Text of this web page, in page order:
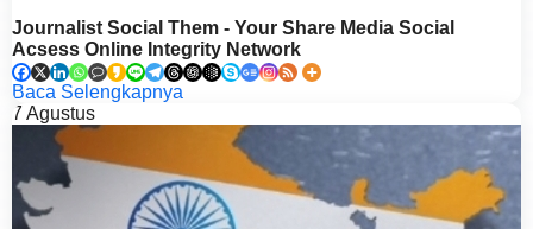
Journalist Social Them - Your Share Media Social
Acsess Online Integrity Network
Baca Selengkapnya
7 Agustus